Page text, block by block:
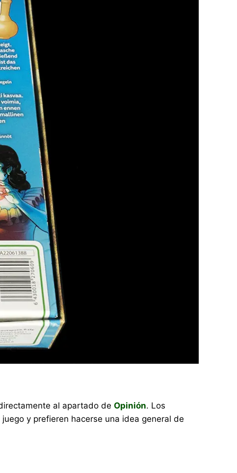
al apartado deOpinión. Los
y prefieren hacerse una idea general de